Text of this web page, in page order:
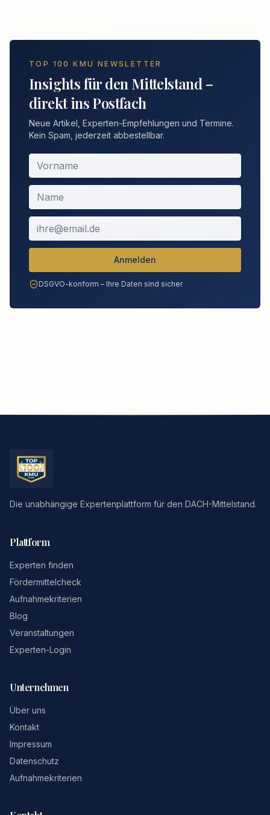
TOP 100 KMU NEWSLETTER
Insights für den Mittelstand –
direkt ins Postfach
Neue Artikel, Experten-Empfehlungen und Termine.
Kein Spam, jederzeit abbestellbar.
Anmelden
DSGVO-konform – Ihre Daten sind sicher
Die unabhängige Expertenplattform für den DACH-Mittelstand.
Plattform
Experten finden
Fördermittelcheck
Aufnahmekriterien
Blog
Veranstaltungen
Experten-Login
Unternehmen
Über uns
Kontakt
Impressum
Datenschutz
Aufnahmekriterien